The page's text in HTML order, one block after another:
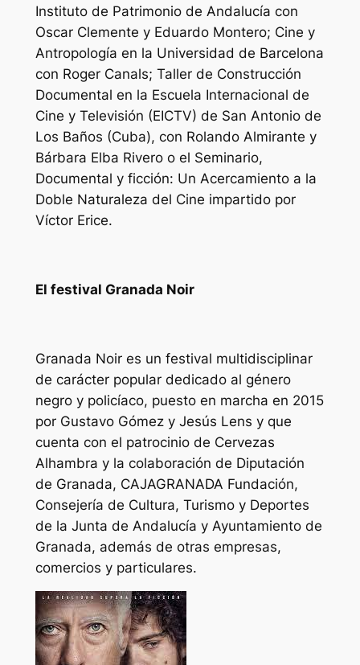
Instituto de Patrimonio de Andalucía con
Oscar Clemente y Eduardo Montero; Cine y
Antropología en la Universidad de Barcelona
con Roger Canals; Taller de Construcción
Documental en la Escuela Internacional de
Cine y Televisión (EICTV) de San Antonio de
Los Baños (Cuba), con Rolando Almirante y
Bárbara Elba Rivero o el Seminario,
Documental y ficción: Un Acercamiento a la
Doble Naturaleza del Cine impartido por
Víctor Erice.
El festival Granada Noir
Granada Noir es un festival multidisciplinar
de carácter popular dedicado al género
negro y policíaco, puesto en marcha en 2015
por Gustavo Gómez y Jesús Lens y que
cuenta con el patrocinio de Cervezas
Alhambra y la colaboración de Diputación
de Granada, CAJAGRANADA Fundación,
Consejería de Cultura, Turismo y Deportes
de la Junta de Andalucía y Ayuntamiento de
Granada, además de otras empresas,
comercios y particulares.